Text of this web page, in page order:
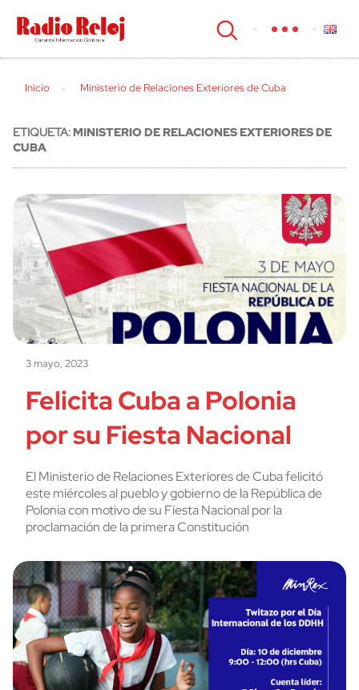
cerrar
Inicio Ministerio de Relaciones Exteriores de Cuba
ETIQUETA:MINISTERIO DE RELACIONES EXTERIORES DE
CUBA
3 mayo, 2023
Felicita Cuba a Polonia
por su Fiesta Nacional
El Ministerio de Relaciones Exteriores de Cuba felicitó
este miércoles al pueblo y gobierno de la República de
Polonia con motivo de su Fiesta Nacional por la
proclamación de la primera Constitución